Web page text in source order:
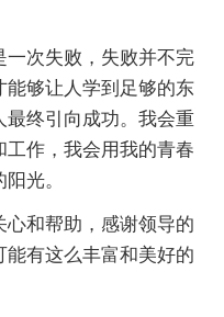
次失败，失败并不完
能够让人学到足够的东
最终引向成功。我会重
作，我会用我的青春
光。
和帮助，感谢领导的
有这么丰富和美好的